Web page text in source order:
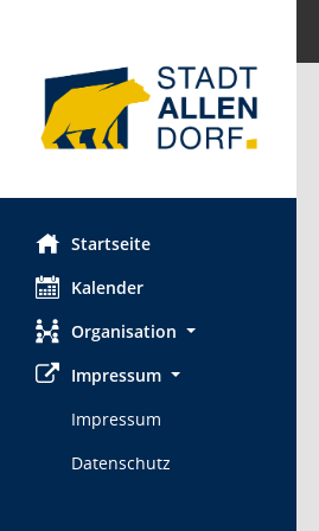
Startseite
Kalender
Organisation
Impressum
Impressum
Datenschutz